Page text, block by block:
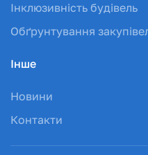
Інклюзивність будівель
Обґрунтування
Інше
Новини
Контакти